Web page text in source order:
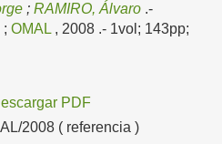
; RAMIRO, Álvaro .-
; OMAL , 2008 .- 1vol; 143pp;
PDF
2008 ( referencia )